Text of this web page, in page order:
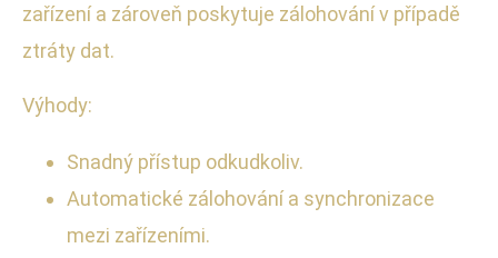
zařízení a zároveň poskytuje zálohování v případě
ztráty dat.
Výhody:
Snadný přístup odkudkoliv.
Automatické zálohování a synchronizace
mezi zařízeními.